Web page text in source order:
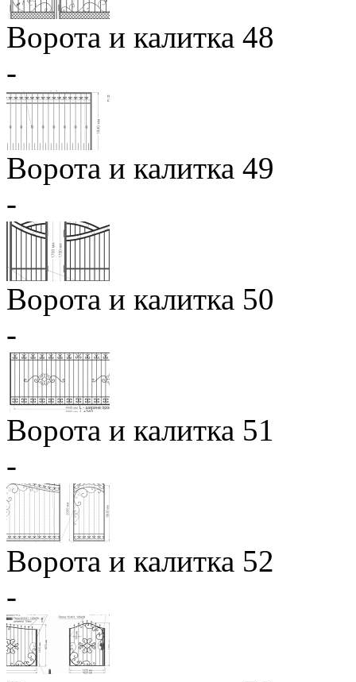
Ворота и калитка 48
-
Ворота и калитка 49
-
Ворота и калитка 50
-
Ворота и калитка 51
-
Ворота и калитка 52
-